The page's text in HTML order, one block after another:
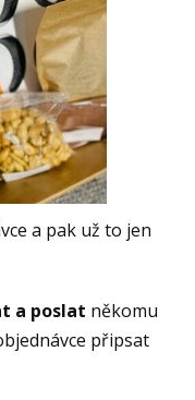
a pak už to jen
a poslat někomu
připsat